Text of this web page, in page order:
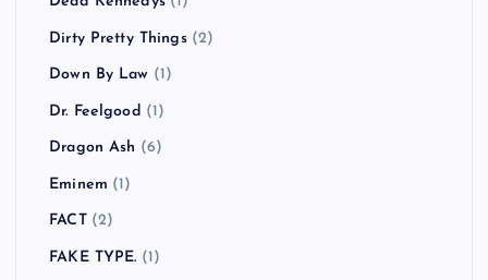
Dirty Pretty Things(2)
Down By Law (1)
Dr. Feelgood (1)
Dragon Ash (6)
Eminem (1)
FACT(2)
FAKE TYPE. (1)